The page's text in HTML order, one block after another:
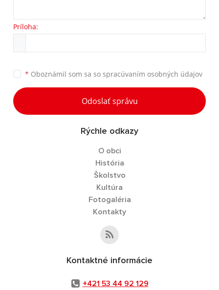
Príloha:
* Oboznámil som sa so spracúvaním osobných údajov
Odoslať správu
Rýchle odkazy
O obci
História
Školstvo
Kultúra
Fotogaléria
Kontakty
Kontaktné informácie
+421 53 44 92 129